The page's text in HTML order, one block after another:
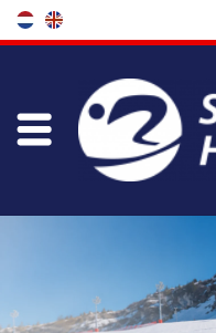
Store
Maintenance